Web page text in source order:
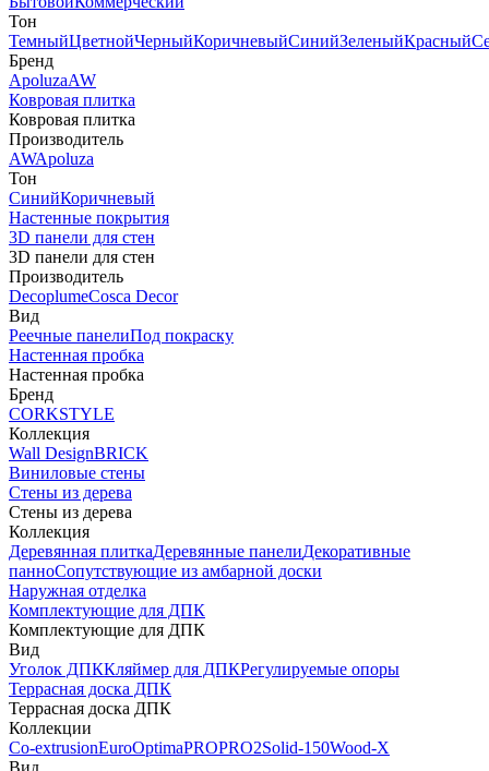
Тон
ТемныйЦветнойЧерныйКоричневыйСинийЗеленыйКрасный
Бренд
ApoluzaAW
Ковровая плитка
Ковровая плитка
Производитель
AWApoluza
Тон
СинийКоричневый
Настенные покрытия
3D панели для стен
3D панели для стен
Производитель
DecoplumeCosca Decor
Вид
Реечные панелиПод покраску
Настенная пробка
Настенная пробка
Бренд
CORKSTYLE
Коллекция
Wall DesignBRICK
Виниловые стены
Стены из дерева
Стены из дерева
Коллекция
Деревянная плиткаДеревянные панелиДекоративные
панноСопутствующие из амбарной доски
Наружная отделка
Комплектующие для ДПК
Комплектующие для ДПК
Вид
Уголок ДПККляймер для ДПКРегулируемые опоры
Террасная доска ДПК
Террасная доска ДПК
Коллекции
Co-extrusionEuroOptimaPROPRO2Solid-150Wood-X
Вид